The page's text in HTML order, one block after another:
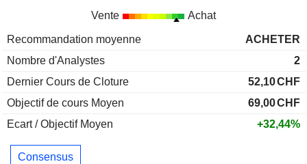
Vente Achat
Recommandation moyenne
ACHETER
Nombre d'Analystes
2
Dernier Cours de Cloture
52,10CHF
Objectif de cours Moyen
69,00CHF
Ecart / Objectif Moyen
+32,44%
Consensus